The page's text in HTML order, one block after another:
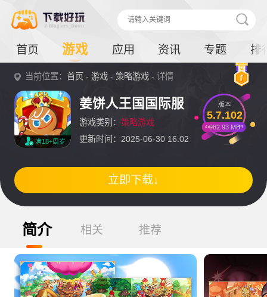
首页 游戏 应用 资讯 专题 排
当前位置：首页 -游戏 -策略游戏 - 详情
满18+周岁
姜饼人王国国际服
游戏类别： 策略游戏
更新时间：2025-06-30 16:02
版本
5.7.102
982.93 MB
立即下载↓
简介 相关 推荐